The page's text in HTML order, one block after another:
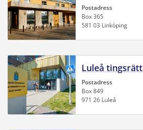
Postadress
Box 365
581 03 Linköping
Luleå tingsrätt
Postadress
Box 849
971 26 Luleå